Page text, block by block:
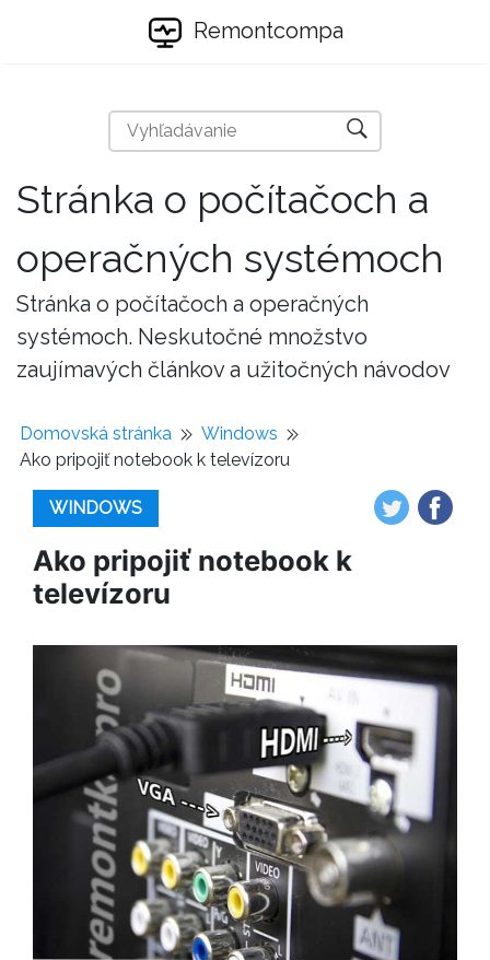
Remontcompa
Stránka o počítačoch a
operačných systémoch
Stránka o počítačoch a operačných
systémoch. Neskutočné množstvo
zaujímavých článkov a užitočných návodov
Domovská stránka
Windows
Ako pripojiť notebook k televízoru
WINDOWS
Ako pripojiť notebook k
televízoru